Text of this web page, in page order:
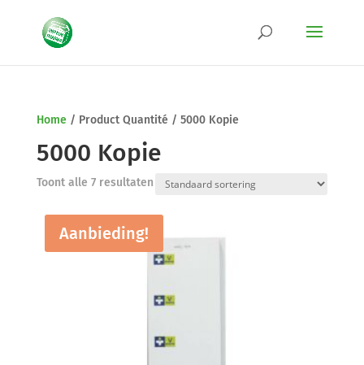
Home/ Product Quantité / 5000 Kopie
5000 Kopie
Toont alle 7 resultaten
Aanbieding!